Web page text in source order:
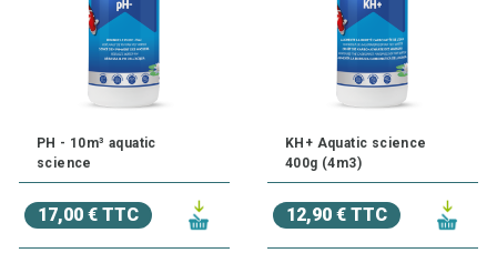
PH - 10m³ aquatic
science
17,00 € TTC
KH+ Aquatic science
400g (4m3)
12,90 € TTC